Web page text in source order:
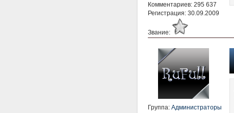
Комментариев: 295 637
Регистрация: 30.09.2009
Звание:
Группа: Администраторы